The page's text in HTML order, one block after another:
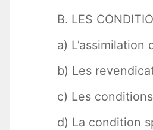
B. LES
a)
b) Les
c) Les
d) La condition